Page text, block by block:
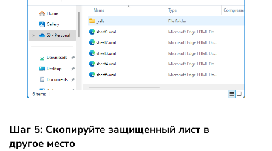
Шаг 5: Скопируйте защищенный лист в
другое место